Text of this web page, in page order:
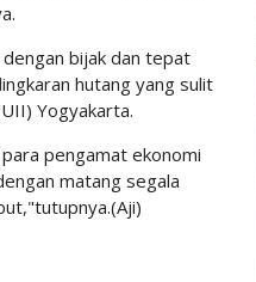
bijak dan tepat
hutang yang sulit
Yogyakarta.
pengamat ekonomi
matang segala